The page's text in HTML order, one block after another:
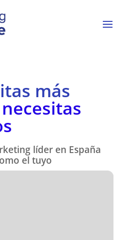
más
necesitas
líder en España
el tuyo